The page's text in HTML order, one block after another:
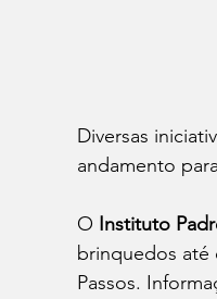
Diversas
andamento
O Instituto
brinquedos até
Passos.